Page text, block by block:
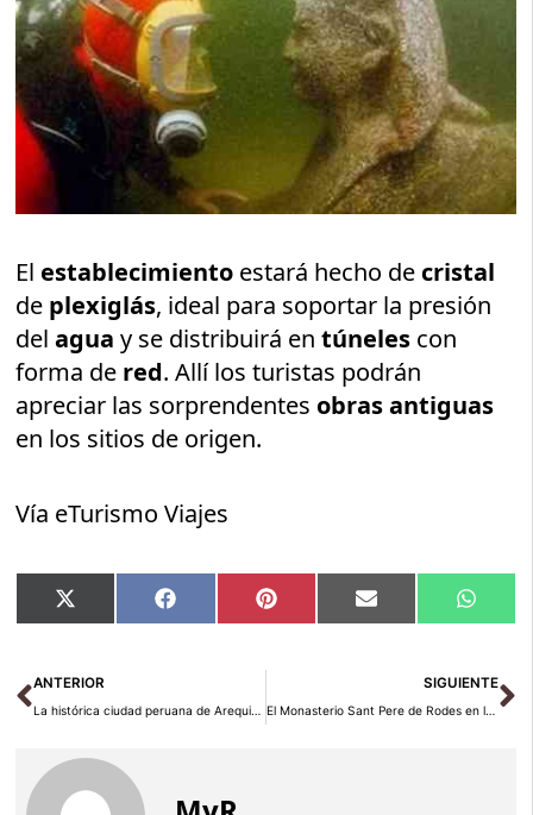
El establecimiento estará hecho de cristal
de plexiglás, ideal para soportar la presión
delaguay se distribuirá entúneles con
forma de red. Allí los turistas podrán
apreciar las sorprendentes obras antiguas
en los sitios de origen.
Vía eTurismo Viajes
Compartir
en
X
(Twitter)
Compartir
en
Facebook Compartir
en
Pinterest Compartir
en
Email
en
Ant
ANTERIOR
La histórica ciudad peruana de Arequipa
SIGUIENTE
El Monasterio Sant Pere de Rodes en la Costa Brava española